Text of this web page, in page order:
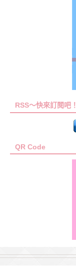
RSS～快來訂閱吧！
QR Code